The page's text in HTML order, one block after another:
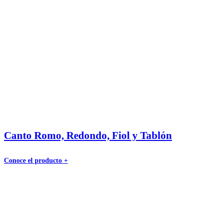
Canto Romo, Redondo, Fiol y Tablón
Conoce el producto +